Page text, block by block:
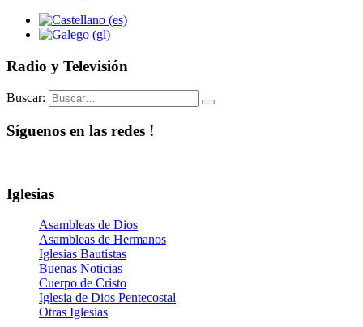
Radio y Televisión
Buscar:
Síguenos en las redes !
Iglesias
Asambleas de Dios
Asambleas de Hermanos
Iglesias Bautistas
Buenas Noticias
Cuerpo de Cristo
Iglesia de Dios Pentecostal
Otras Iglesias